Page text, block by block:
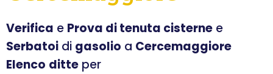
Verifica e Prova di tenuta cisterne e
Serbatoi di gasolio a Cercemaggiore
Elenco ditte per